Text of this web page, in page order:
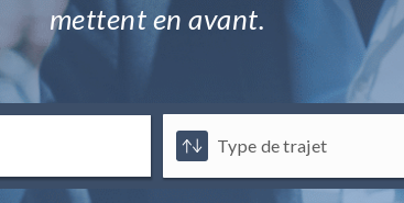
mettent en avant.